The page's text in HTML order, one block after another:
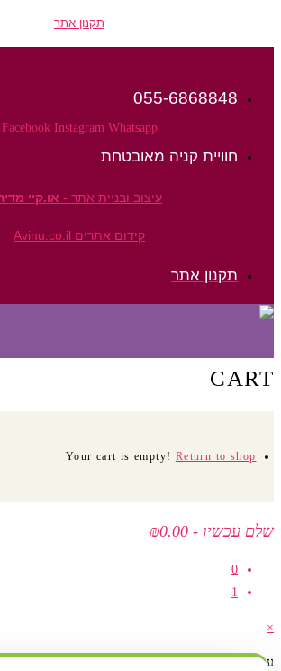
תקנון אתר
055-6868848
Facebook Instagram Whatsapp
חוויית קניה מאובטחת
עיצוב ובניית אתר -או.קיי מדיה
קידום אתרים Avinu.co.il
תקנון אתר
CART
Your cart is empty!Return to shop
שלם עכשיו -
₪0.00
0
×
עגלת קניות